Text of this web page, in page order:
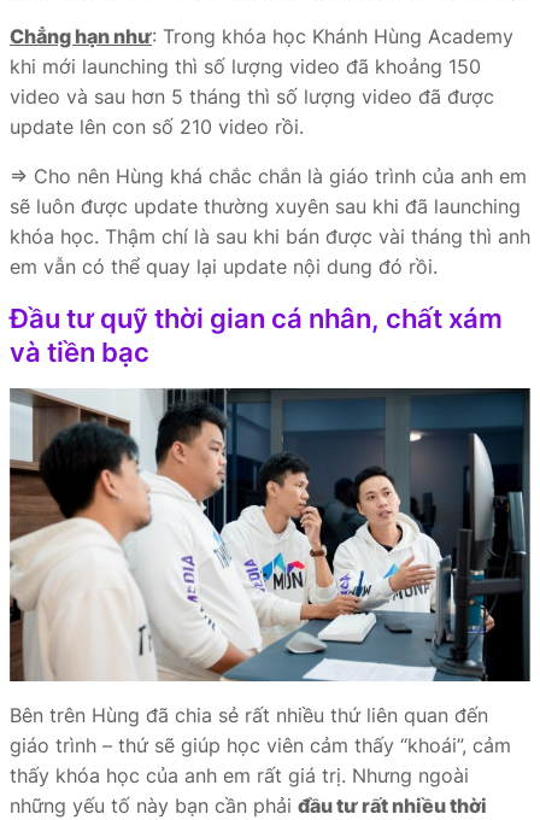
Chẳng hạn như: Trong khóa học Khánh Hùng Academy
khi mới launching thì số lượng video đã khoảng 150
video và sau hơn 5 tháng thì số lượng video đã được
update lên con số 210 video rồi.
⇒ Cho nên Hùng khá chắc chắn là giáo trình của anh em
sẽ luôn được update thường xuyên sau khi đã launching
khóa học. Thậm chí là sau khi bán được vài tháng thì anh
em vẫn có thể quay lại update nội dung đó rồi.
Đầu tư quỹ thời gian cá nhân, chất xám
và tiền bạc
Bên trên Hùng đã chia sẻ rất nhiều thứ liên quan đến
giáo trình – thứ sẽ giúp học viên cảm thấy “khoái”, cảm
thấy khóa học của anh em rất giá trị. Nhưng ngoài
những yếu tố này bạn cần phải đầu tư rất nhiều thời